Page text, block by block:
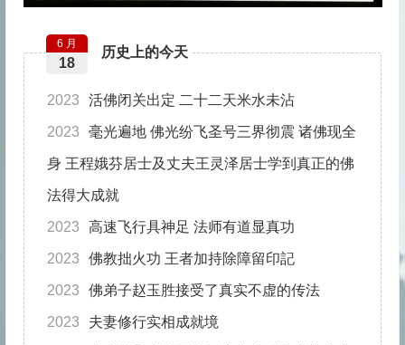
历史上的今天
6 月
18
2023 活佛闭关出定 二十二天米水未沾
2023 毫光遍地 佛光纷飞圣号三界彻震 诸佛现全
身 王程娥芬居士及丈夫王灵泽居士学到真正的佛
法得大成就
2023 高速飞行具神足 法师有道显真功
2023 佛教拙火功 王者加持除障留印記
2023 佛弟子赵玉胜接受了真实不虚的传法
2023 夫妻修行实相成就境
最近更新
你会被旁门左道怪力乱神所迷惑吗
佛法告诉你怎么转苦为乐
生活中处处都体现着佛法
达摩祖师与梁武帝的经典对话